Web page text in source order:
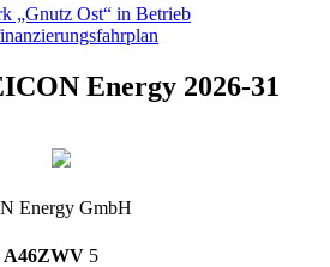
„Gnutz Ost“ in Betrieb
Energy 2026-31
Energy GmbH
A46ZWV 5